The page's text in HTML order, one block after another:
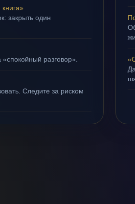
закрыть один
разговор».
Следите за риском